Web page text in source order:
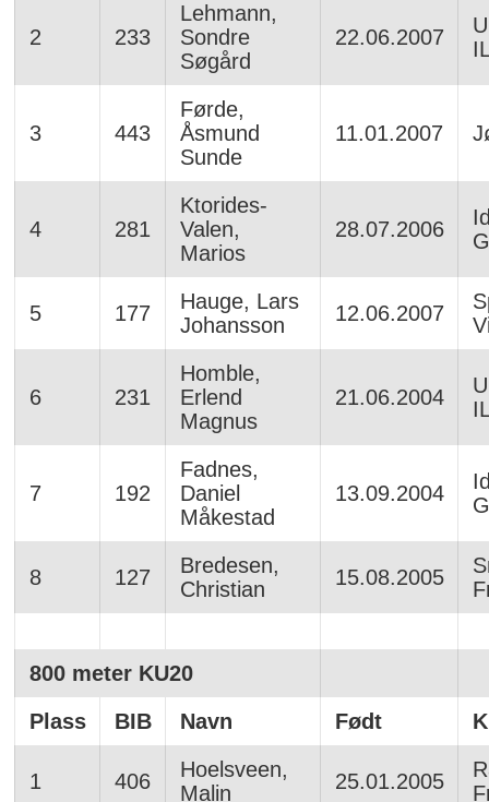
2 233
Lehmann,
Sondre
Søgård
22.06.2007
3 443
Førde,
Åsmund
Sunde
11.01.2007
4 281
Ktorides-
Valen,
Marios
28.07.2006
5 177
Hauge, Lars
Johansson
12.06.2007
6 231
Homble,
Erlend
Magnus
21.06.2004
7 192
Fadnes,
Daniel
Måkestad
13.09.2004
8 127
Bredesen,
Christian
15.08.2005
800 meter KU20
Plass
BIB Navn Født
1 406
Hoelsveen,
Malin
25.01.2005